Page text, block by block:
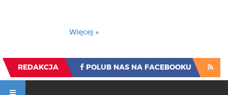
Więcej »
REDAKCJA POLUB NAS NA FACEBOOKU